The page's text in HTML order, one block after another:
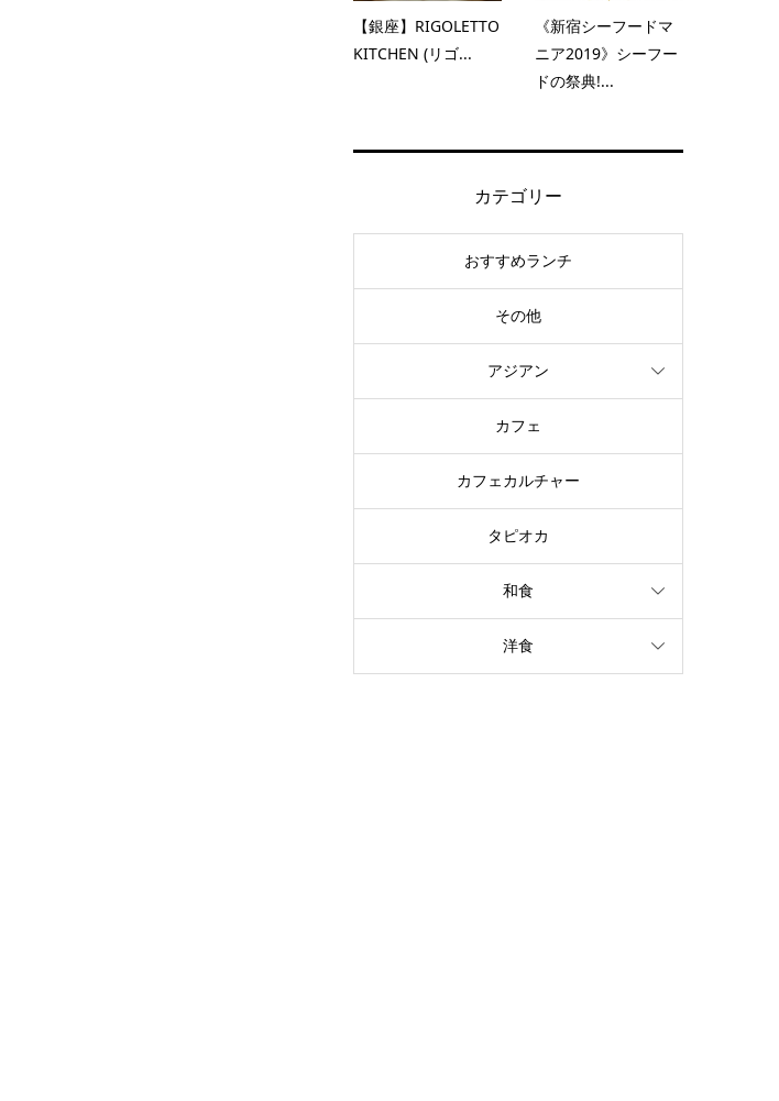
【銀座】RIGOLETTO
KITCHEN (リゴ...
《新宿シーフードマ
ニア2019》シーフー
ドの祭典!...
カテゴリー
おすすめランチ
その他
アジアン
カフェ
カフェカルチャー
タピオカ
和食
洋食